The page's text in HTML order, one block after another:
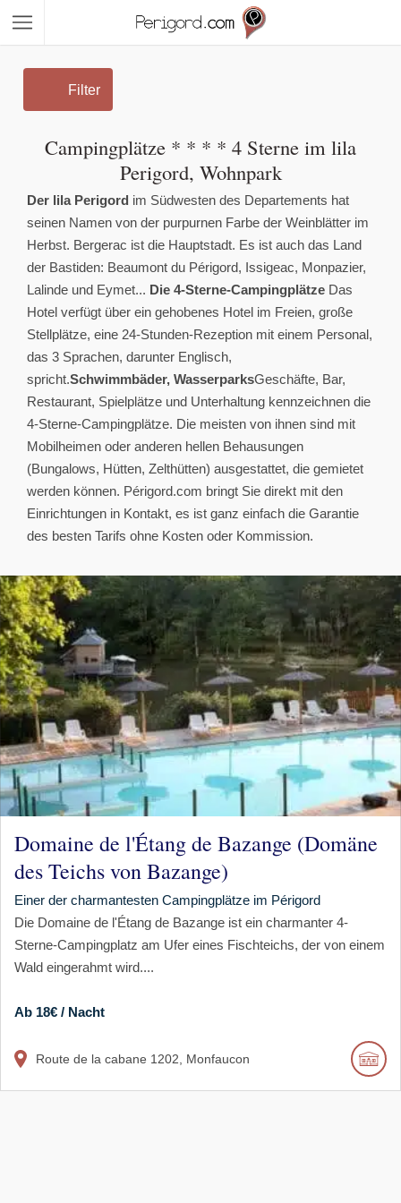
Filter
Campingplätze * * * * 4 Sterne im lila
Perigord, Wohnpark
Der lila Perigord im Südwesten des Departements hat
seinen Namen von der purpurnen Farbe der Weinblätter im
Herbst. Bergerac ist die Hauptstadt. Es ist auch das Land
der Bastiden: Beaumont du Périgord, Issigeac, Monpazier,
Lalinde und Eymet... Die 4-Sterne-Campingplätze Das
Hotel verfügt über ein gehobenes Hotel im Freien, große
Stellplätze, eine 24-Stunden-Rezeption mit einem Personal,
das 3 Sprachen, darunter Englisch,
spricht.Schwimmbäder, WasserparksGeschäfte, Bar,
Restaurant, Spielplätze und Unterhaltung kennzeichnen die
4-Sterne-Campingplätze. Die meisten von ihnen sind mit
Mobilheimen oder anderen hellen Behausungen
(Bungalows, Hütten, Zelthütten) ausgestattet, die gemietet
werden können. Périgord.com bringt Sie direkt mit den
Einrichtungen in Kontakt, es ist ganz einfach die Garantie
des besten Tarifs ohne Kosten oder Kommission.
Domaine de l'Étang de Bazange (Domäne
des Teichs von Bazange)
Einer der charmantesten Campingplätze im Périgord
Die Domaine de l'Étang de Bazange ist ein charmanter 4-
Sterne-Campingplatz am Ufer eines Fischteichs, der von einem
Wald eingerahmt wird....
Ab 18€ / Nacht
Route de la cabane 1202 Monfaucon